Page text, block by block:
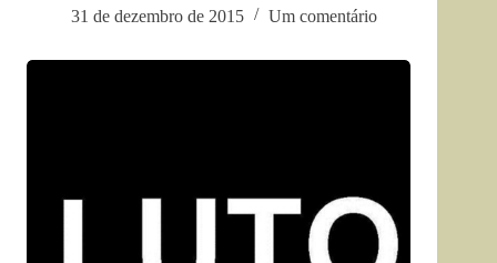
31 de dezembro de 2015
Um comentário